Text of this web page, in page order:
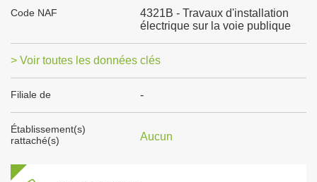
Code NAF
4321B - Travaux d'installation
électrique sur la voie publique
> Voir toutes les données clés
Filiale de -
Établissement(s)
rattaché(s)
Aucun